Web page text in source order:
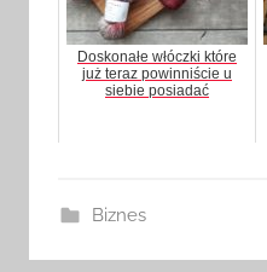
Doskonałe włóczki które
już teraz powinniście u
siebie posiadać
Biznes